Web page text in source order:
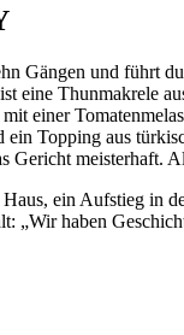
Gängen und führt
eine Thunmakrele
einer
Topping aus
Gericht meisterhaft.
ein Aufstieg in
„Wir haben